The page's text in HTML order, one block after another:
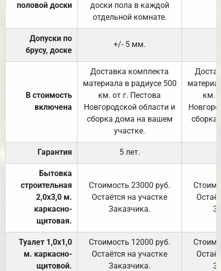
половой доски
доски пола в каждой
отдельной комнате.
Допуски по
брусу, доске
+/- 5 мм.
В стоимость
включена
Доставка комплекта
материала в радиусе 500
км. от г. Пестова
Новгородской области и
сборка дома на вашем
участке.
км.
Гарантия 5 лет.
Бытовка
строительная
2,0х3,0 м.
каркасно-
щитовая.
Стоимость 23000 руб.
Остаётся на участке
Заказчика.
Туалет 1,0х1,0
м. каркасно-
щитовой.
Стоимость 12000 руб.
Остаётся на участке
Заказчика.